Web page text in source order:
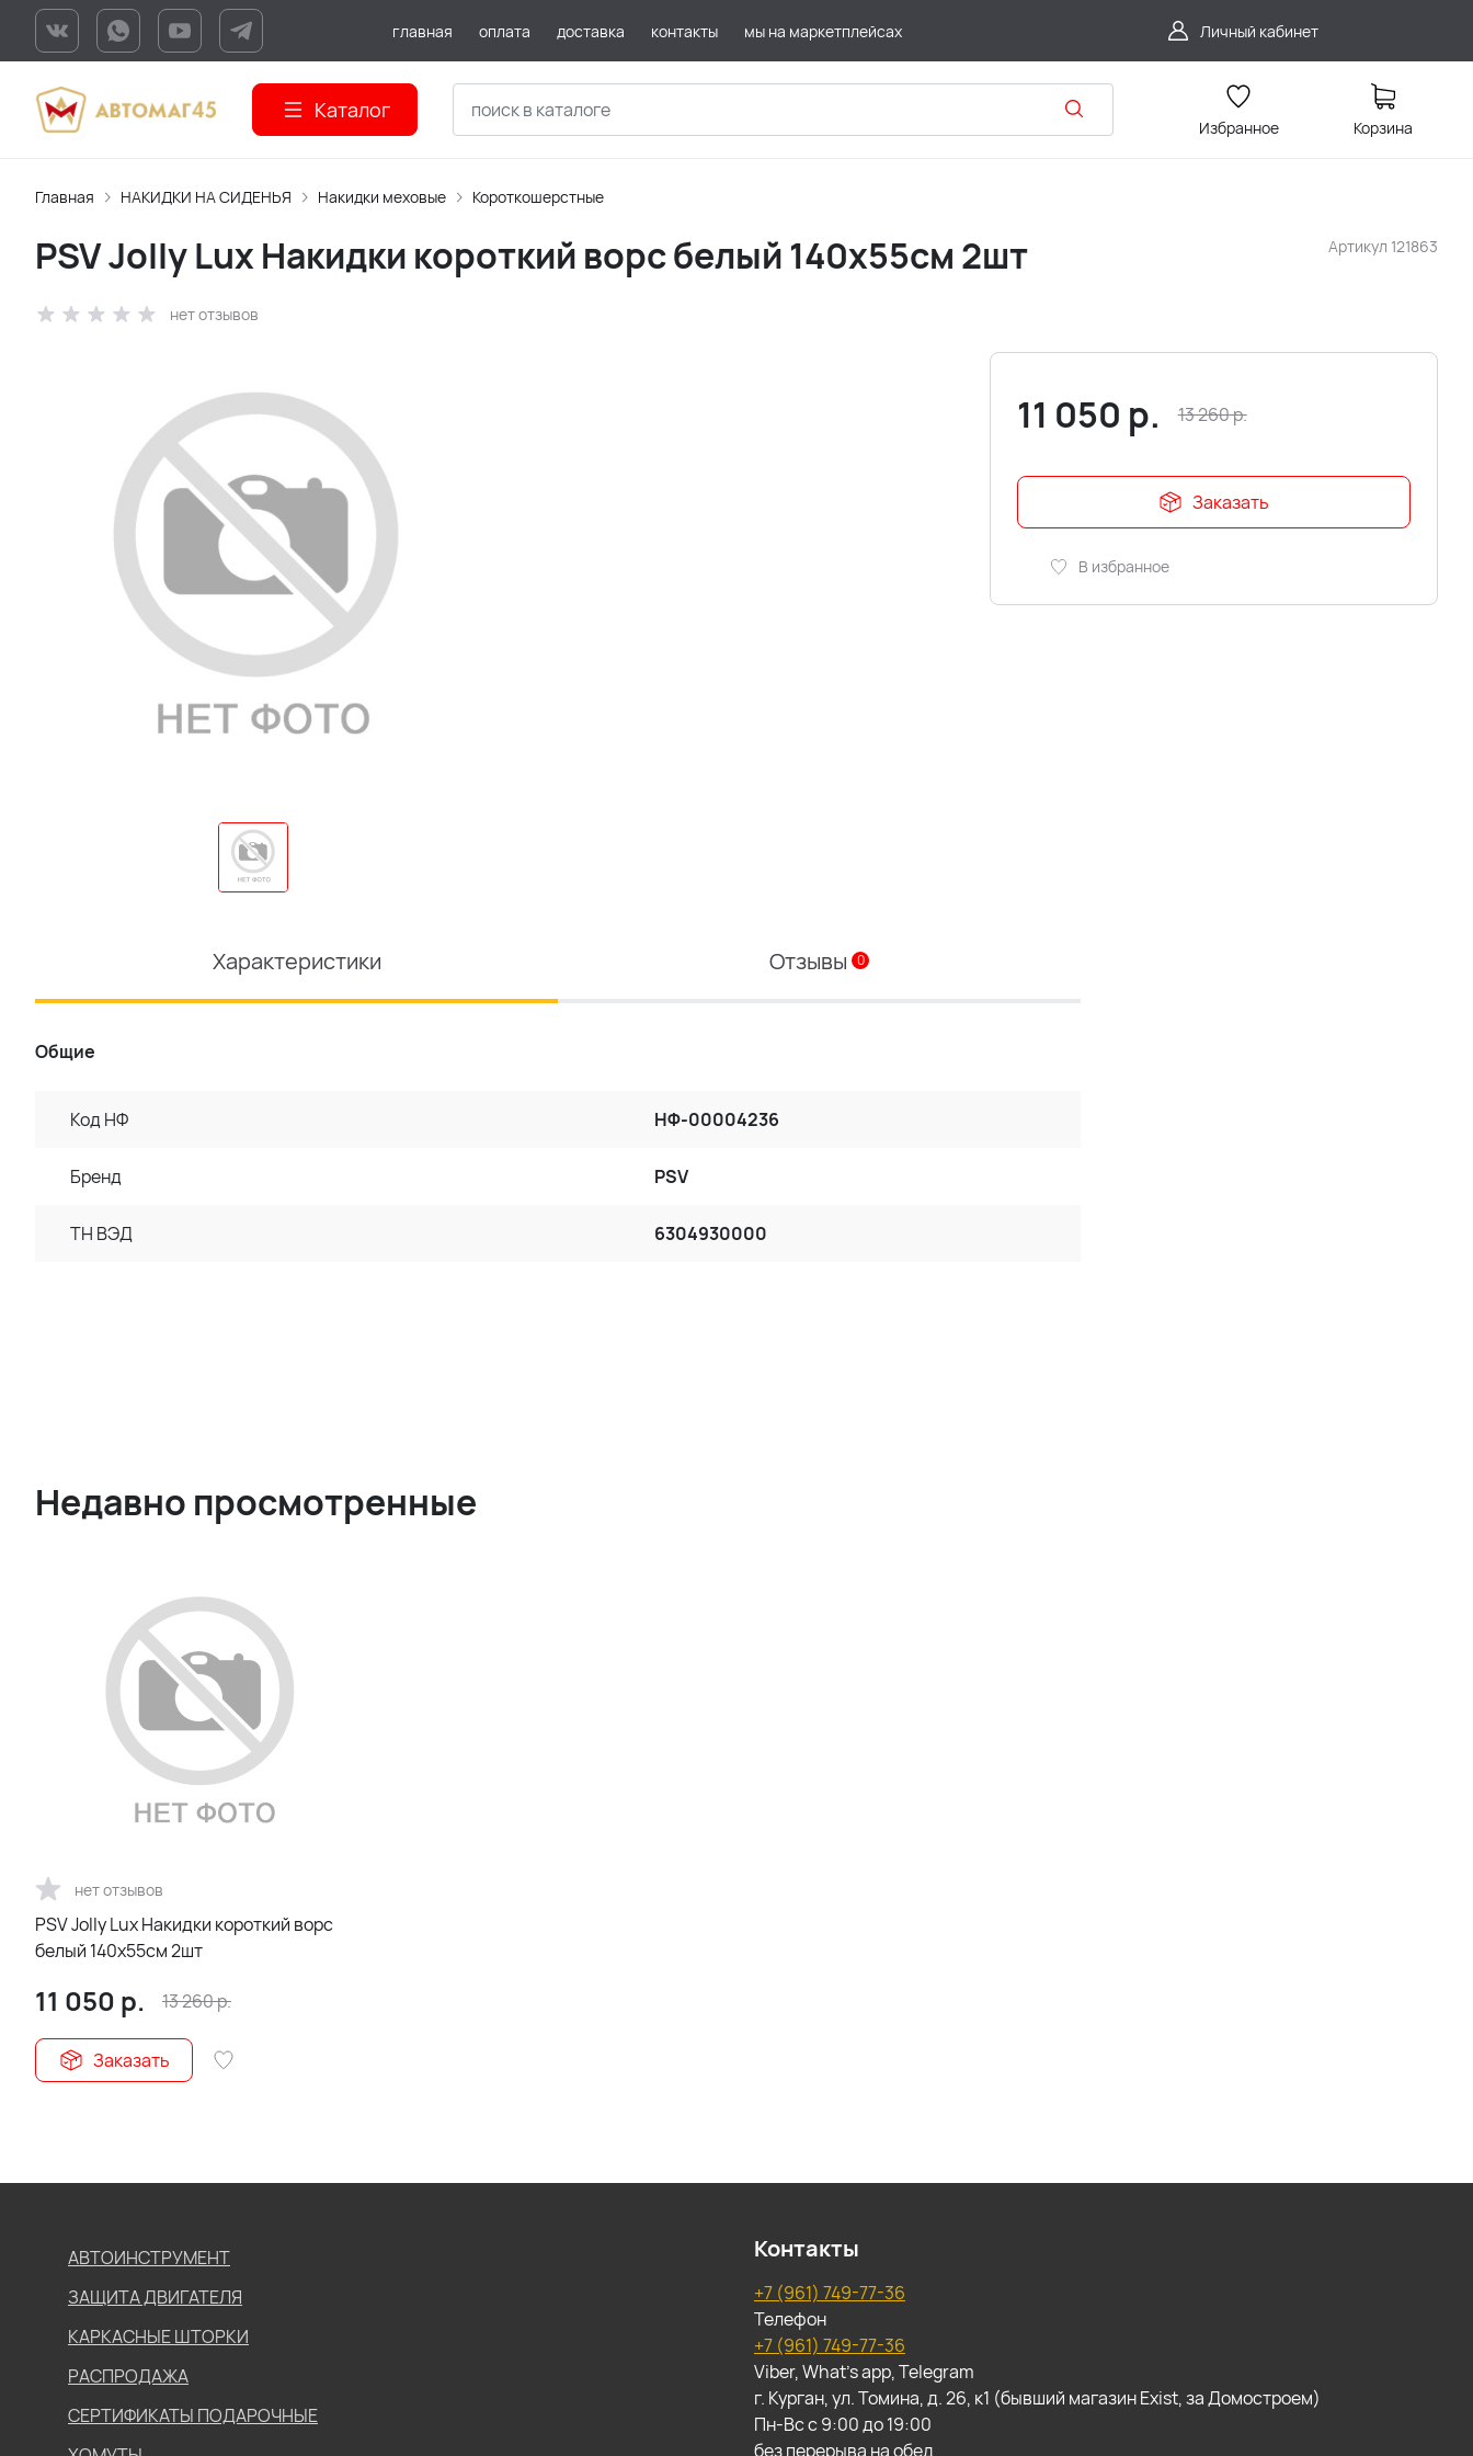
главная оплата доставка контакты мы на маркетплейсах Личный кабинет
Каталог
Избранное Корзина
Главная НАКИДКИ НА СИДЕНЬЯ Накидки меховые Короткошерстные
Артикул 121863
PSV Jolly Lux Накидки короткий ворс белый 140х55см 2шт
нет отзывов
11 050 р. 13 260р.
Заказать
В избранное
Характеристики Отзывы 0
Общие
Код НФ НФ-00004236
Бренд PSV
ТН ВЭД 6304930000
Недавно просмотренные
нет отзывов
PSV Jolly Lux Накидки короткий ворс
белый 140х55см 2шт
11 050 р. 13 260р.
Заказать
АВТОИНСТРУМЕНТ
ЗАЩИТА ДВИГАТЕЛЯ
КАРКАСНЫЕ ШТОРКИ
РАСПРОДАЖА
СЕРТИФИКАТЫ ПОДАРОЧНЫЕ
Контакты
+7 (961) 749-77-36
Телефон
+7 (961) 749-77-36
Viber, What's app, Telegram
г. Курган, ул. Томина, д. 26, к1 (бывший магазин Exist, за Домостроем)
Пн-Вс с 9:00 до 19:00
без перерыва на обед